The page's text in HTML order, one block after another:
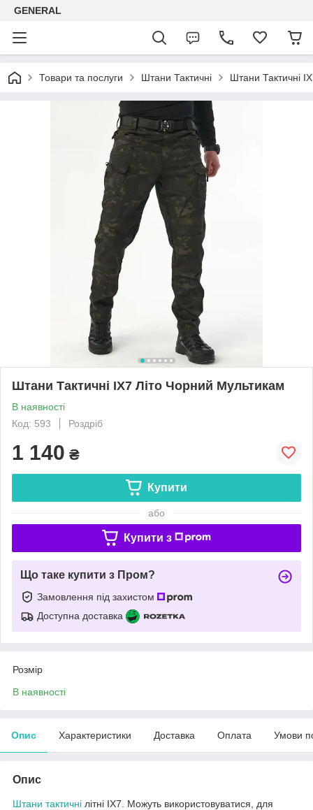
GENERAL
Товари та послуги Штани Тактичні Штани Тактичні
Штани Тактичні IX7 Літо Чорний Мультикам
В наявності
Код: 593
Роздріб
1 140 ₴
Купити
або
Купити з
Що таке купити з Пром?
Замовлення під захистом
Доступна доставка
Розмір
В наявності
Опис Характеристики Доставка Оплата Умови
Опис
Штани тактичні літні IX7. Можуть використовуватися, для